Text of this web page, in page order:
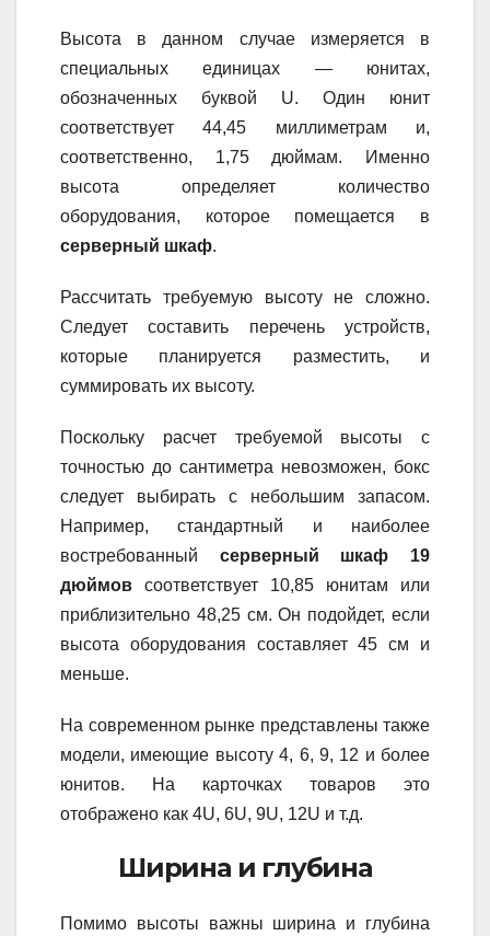
Высота в данном случае измеряется в
специальных единицах — юнитах,
обозначенных буквой U. Один юнит
соответствует 44,45 миллиметрам и,
соответственно, 1,75 дюймам. Именно
высота определяет количество
оборудования, которое помещается в
серверный шкаф.
Рассчитать требуемую высоту не сложно.
Следует составить перечень устройств,
которые планируется разместить, и
суммировать их высоту.
Поскольку расчет требуемой высоты с
точностью до сантиметра невозможен, бокс
следует выбирать с небольшим запасом.
Например, стандартный и наиболее
востребованный серверный шкаф 19
дюймов соответствует 10,85 юнитам или
приблизительно 48,25 см. Он подойдет, если
высота оборудования составляет 45 см и
меньше.
На современном рынке представлены также
модели, имеющие высоту 4, 6, 9, 12 и более
юнитов. На карточках товаров это
отображено как 4U, 6U, 9U, 12U и т.д.
Ширина и глубина
Помимо высоты важны ширина и глубина